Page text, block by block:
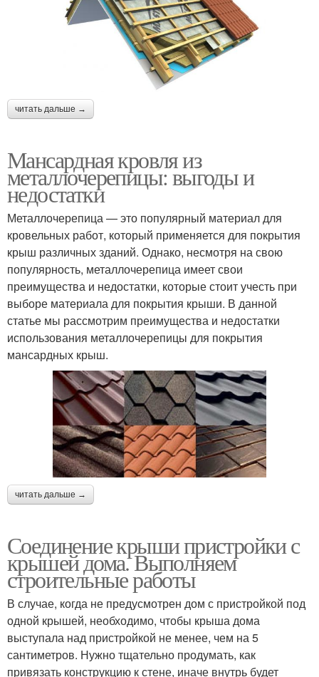
читать дальше →
Мансардная кровля из
металлочерепицы: выгоды и
недостатки
Металлочерепица — это популярный материал для
кровельных работ, который применяется для покрытия
крыш различных зданий. Однако, несмотря на свою
популярность, металлочерепица имеет свои
преимущества и недостатки, которые стоит учесть при
выборе материала для покрытия крыши. В данной
статье мы рассмотрим преимущества и недостатки
использования металлочерепицы для покрытия
мансардных крыш.
читать дальше →
Соединение крыши пристройки с
крышей дома. Выполняем
строительные работы
В случае, когда не предусмотрен дом с пристройкой под
одной крышей, необходимо, чтобы крыша дома
выступала над пристройкой не менее, чем на 5
сантиметров. Нужно тщательно продумать, как
привязать конструкцию к стене, иначе внутрь будет